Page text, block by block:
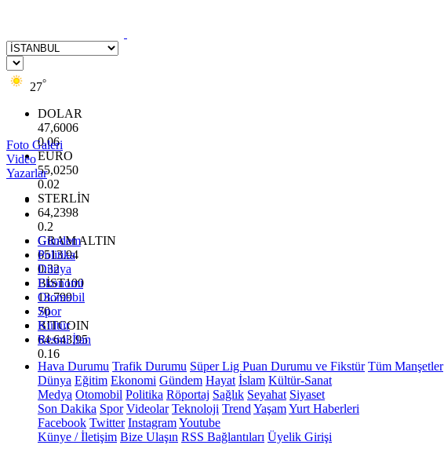
27°
DOLAR
47,6006
0.06
EURO
55,0250
0.02
STERLİN
64,2398
0.2
GRAM ALTIN
6513.94
0.32
BİST100
13.799
70
BITCOIN
64.643,95
0.16
Foto Galeri
Video
Yazarlar
Gündem
Politika
Dünya
Ekonomi
Otomobil
Spor
Kültür
Resmi İlan
Hava Durumu Trafik Durumu Süper Lig Puan Durumu ve Fikstür Tüm Manşetler
Dünya Eğitim Ekonomi Gündem Hayat İslam Kültür-Sanat
Medya Otomobil Politika Röportaj Sağlık Seyahat Siyaset
Son Dakika Spor Videolar Teknoloji Trend YaşamYurt Haberleri
Facebook Twitter InstagramYoutube
Künye / İletişim Bize Ulaşın RSS Bağlantıları Üyelik Girişi